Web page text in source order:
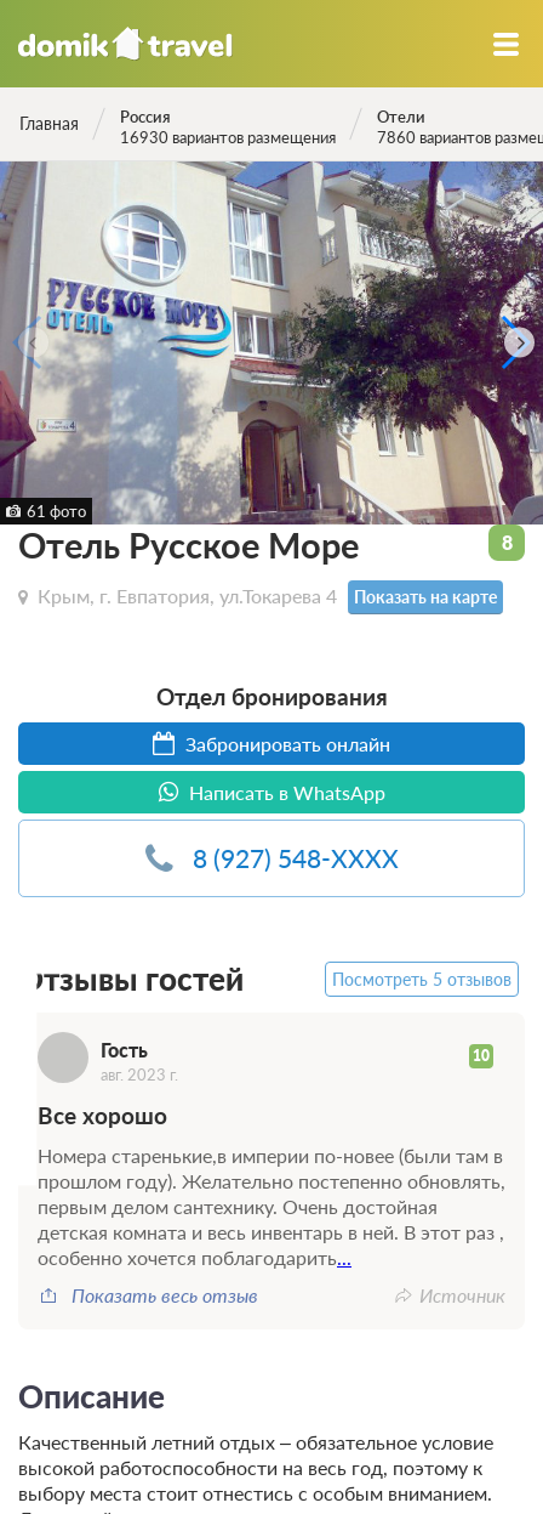
Главная
Россия
16930 вариантов размещения
Отели
7860 вариантов
61 фото
Отель Русское Море
Крым, г. Евпатория, ул.Токарева 4 Показать на карте
Отдел бронирования
Забронировать онлайн
Написать в WhatsApp
8 (927) 548-XXXX
8
Отзывы гостей Посмотреть 5 отзывов
Гость 10
авг. 2023 г.
Все хорошо
Номера старенькие,в империи по-новее (были там в
прошлом году). Желательно постепенно обновлять,
первым делом сантехнику. Очень достойная
детская комната и весь инвентарь в ней. В этот раз ,
особенно хочется поблагодарить...
Показать весь отзыв
Источник
Описание
Качественный летний отдых – обязательное условие
высокой работоспособности на весь год, поэтому к
выбору места стоит отнестись с особым вниманием.